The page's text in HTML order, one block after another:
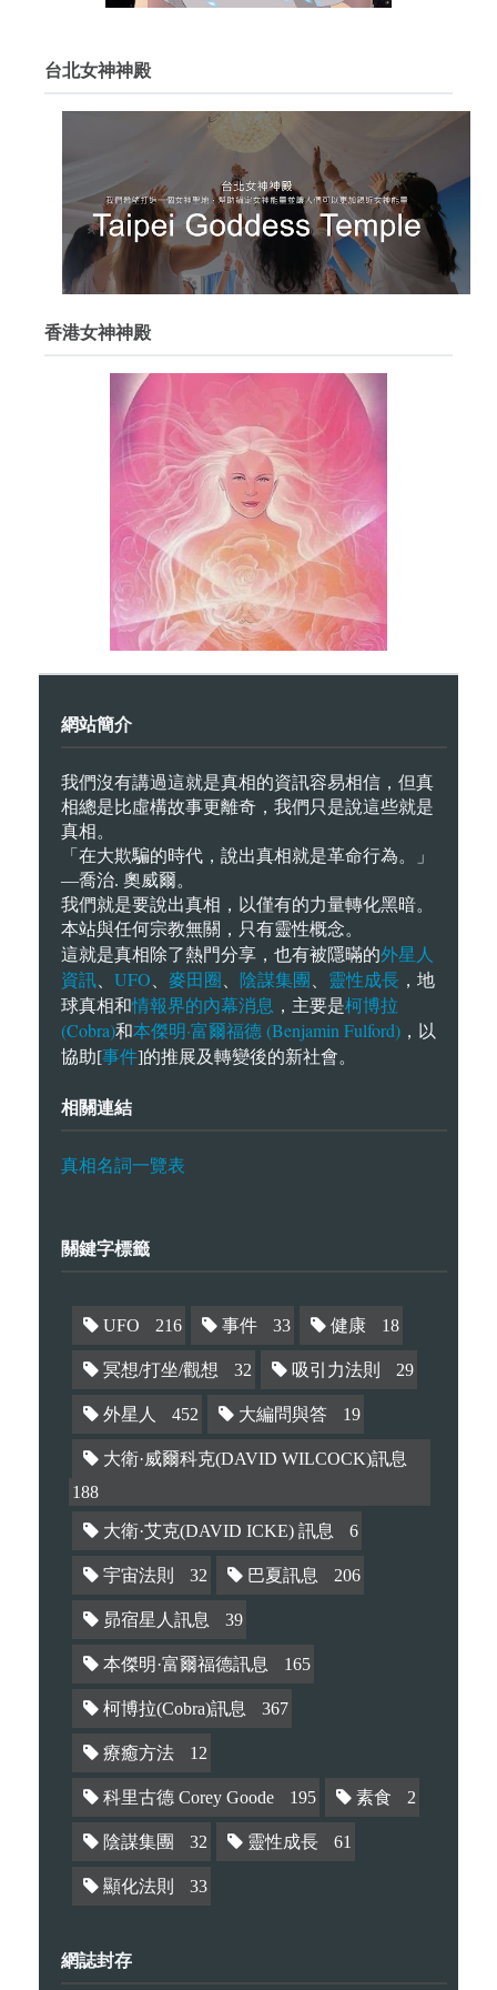
台北女神神殿
香港女神神殿
網站簡介
我們沒有講過這就是真相的資訊容易相信，但真
相總是比虛構故事更離奇，我們只是說這些就是
真相。
「在大欺騙的時代，說出真相就是革命行為。」
—喬治. 奧威爾。
我們就是要說出真相，以僅有的力量轉化黑暗。
本站與任何宗教無關，只有靈性概念。
這就是真相除了熱門分享，也有被隱暪的外星人
資訊、 UFO、 麥田圈、 陰謀集團、 靈性成長 ，地
球真相和情報界的內幕消息 ，主要是柯博拉
(Cobra)和本傑明·富爾福德 (Benjamin Fulford) ，以
協助[事件]的推展及轉變後的新社會。
相關連結
真相名詞一覽表
關鍵字標籤
UFO 216 事件 33 健康 18
冥想/打坐/觀想 32 吸引力法則 29
外星人 452 大編問與答 19
大衛·威爾科克(DAVID WILCOCK)訊息
188
大衛·艾克(DAVID ICKE) 訊息 6
宇宙法則 32 巴夏訊息 206
昴宿星人訊息 39
本傑明·富爾福德訊息 165
柯博拉(Cobra)訊息 367
療癒方法 12
科里古德 Corey Goode 195 素食 2
陰謀集團 32 靈性成長 61
顯化法則 33
網誌封存